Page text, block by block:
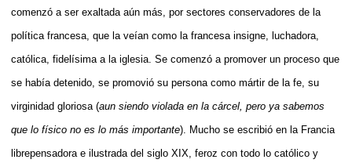
comenzó a ser exaltada aún más, por sectores conservadores de la
política francesa, que la veían como la francesa insigne, luchadora,
católica, fidelísima a la iglesia. Se comenzó a promover un proceso que
se había detenido, se promovió su persona como mártir de la fe, su
virginidad gloriosa (aun siendo violada en la cárcel, pero ya sabemos
que lo físico no es lo más importante). Mucho se escribió en la Francia
librepensadora e ilustrada del siglo XIX, feroz con todo lo católico y